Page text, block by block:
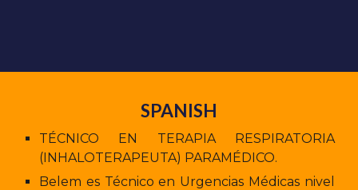
SPANISH
TÉCNICO EN TERAPIA RESPIRATORIA
(INHALOTERAPEUTA) PARAMÉDICO.
Belem es Técnico en Urgencias Médicas nivel